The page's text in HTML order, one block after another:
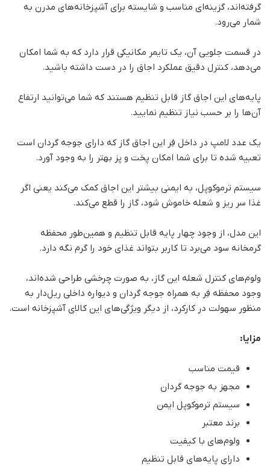
گرفته‌اند، گزینه‌ای مناسب و شایسته برای آشپزخانه‌های مدرن به
شمار می‌رود.
در قسمت جلویی آن، یک تایمر مکانیکی قرار دارد که به شما امکان
می‌دهد، کنترل دقیق عملکرد اجاق را در دست داشته باشید.
پایه‌های این اجاق گاز قابل تنظیم هستند که شما می‌توانید ارتفاع
آن‌ها را بر حسب نیاز تنظیم نمایید.
یک عدد لامپ در داخل فِر این اجاق گاز که دارای جوجه گردان است
تعبیه شده تا برای شما امکان پخت و پز بهتر را به وجود آورد.
سیستم ترموکوپل، به ایمنی بیشتر این اجاق کمک می‌کند یعنی اگر
غذا سر ریز و شعله خاموش شود، گاز را قطع می‌کند.
این مدل، از وجود چهار پایه قابل تنظیم و همین‌طور محفظه
گرمخانه سود می‌برد تا کاربر بتواند غذای خود را گرم نگه‌ دارد.
ولوم‌های کنترل شعله‌ این گاز، به صورت چرخشی طراحی شده‌اند،
وجود محفظه فِر به همراه جوجه گردان و دیواره داخلی ریل‌دار به
منظور سهولت در کارکرد، از دیگر ویژگی‌های این کالای آشپزخانه است.
مزایا:
قیمت مناسب
مجهز به جوجه گردان
سیستم ترموکوپل ایمن
برند معتبر
ولوم‌های با کیفیت
دارای پایه‌های قابل تنظیم